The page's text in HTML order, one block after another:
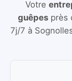
Votre
guêpes près
7j/7 à